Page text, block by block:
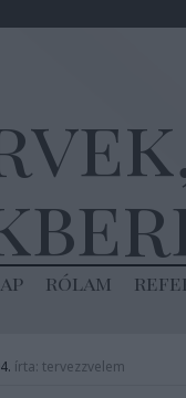
rólam
írta: tervezzvelem